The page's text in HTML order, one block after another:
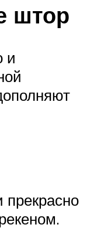
штор
и
прекрасно